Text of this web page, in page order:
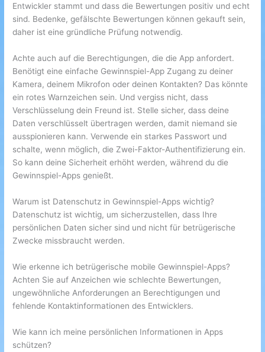
Entwickler stammt und dass die Bewertungen positiv und echt
sind. Bedenke, gefälschte Bewertungen können gekauft sein,
daher ist eine gründliche Prüfung notwendig.
Achte auch auf die Berechtigungen, die die App anfordert.
Benötigt eine einfache Gewinnspiel-App Zugang zu deiner
Kamera, deinem Mikrofon oder deinen Kontakten? Das könnte
ein rotes Warnzeichen sein. Und vergiss nicht, dass
Verschlüsselung dein Freund ist. Stelle sicher, dass deine
Daten verschlüsselt übertragen werden, damit niemand sie
ausspionieren kann. Verwende ein starkes Passwort und
schalte, wenn möglich, die Zwei-Faktor-Authentifizierung ein.
So kann deine Sicherheit erhöht werden, während du die
Gewinnspiel-Apps genießt.
Warum ist Datenschutz in Gewinnspiel-Apps wichtig?
Datenschutz ist wichtig, um sicherzustellen, dass Ihre
persönlichen Daten sicher sind und nicht für betrügerische
Zwecke missbraucht werden.
Wie erkenne ich betrügerische mobile Gewinnspiel-Apps?
Achten Sie auf Anzeichen wie schlechte Bewertungen,
ungewöhnliche Anforderungen an Berechtigungen und
fehlende Kontaktinformationen des Entwicklers.
Wie kann ich meine persönlichen Informationen in Apps
schützen?